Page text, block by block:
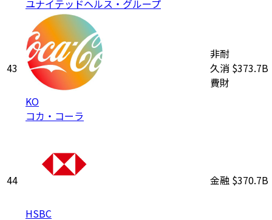
ユナイテッドヘルス・グループ
43
KO
コカ・コーラ
非耐
久消
費財
$373.7B
44
HSBC
金融 $370.7B